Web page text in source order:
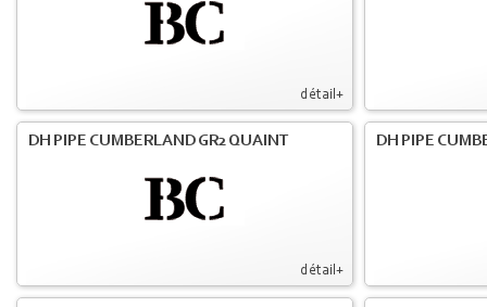
détail+
détail+
DH PIPE CUMBERLAND GR2 QUAINT DH PIPE